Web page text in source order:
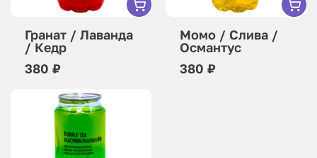
Гранат / Лаванда
/ Кедр
380 ₽
Момо / Слива /
Османтус
380 ₽